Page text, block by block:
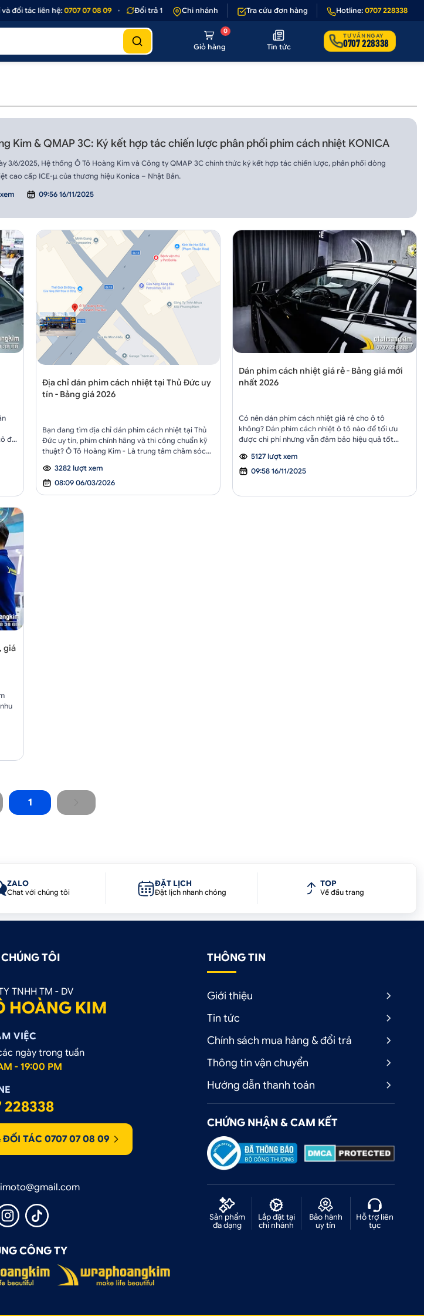
đối tác liên hệ: 0707 07 08 09 • Đổi trả 1 - 1 nếu sản phẩm lỗi hoặc không đúng hình ảnh • Giảm 50.000₫ phí vận
Chi nhánh Tra cứu đơn hàng Hotline: 0707 228338
Giỏ hàng
0
Tin tức
TƯ VẤN NGAY
0707 228338
Kim & QMAP 3C: Ký kết hợp tác chiến lược phân phối phim cách nhiệt KONICA
3/6/2025, Hệ thống Ô Tô Hoàng Kim và Công ty QMAP 3C chính thức ký kết hợp tác chiến lược, phân phối dòng
cao cấp ICE-µ của thương hiệu Konica – Nhật Bản.
09:56 16/11/2025
đã
Địa chỉ dán phim cách nhiệt tại Thủ Đức uy
tín - Bảng giá 2026
Bạn đang tìm địa chỉ dán phim cách nhiệt tại Thủ
Đức uy tín, phim chính hãng và thi công chuẩn kỹ
thuật? Ô Tô Hoàng Kim - Là trung tâm chăm sóc
dòng phim cách nhiệt chất lượng cao, chống nóng
hiệu quả.
3282 lượt xem
08:09 06/03/2026
Dán phim cách nhiệt giá rẻ - Bảng giá mới
nhất 2026
Có nên dán phim cách nhiệt giá rẻ cho ô tô
không? Dán phim cách nhiệt ô tô nào để tối ưu
được chi phí nhưng vẫn đảm bảo hiệu quả tốt
5127 lượt xem
09:58 16/11/2025
giá
1
ZALO
Chat với chúng tôi
ĐẶT LỊCH
Đặt lịch nhanh chóng
TOP
Về đầu trang
TÔI
TNHH TM - DV
HOÀNG KIM
VIỆC
ngày trong tuần
- 19:00 PM
228338
ĐỐI TÁC 0707 07 08 09
CÔNG TY
THÔNG TIN
Giới thiệu
Tin tức
Chính sách mua hàng & đổi trả
Thông tin vận chuyển
Hướng dẫn thanh toán
CHỨNG NHẬN & CAM KẾT
Sản phẩm
đa dạng
Lắp đặt tại
chi nhánh
Bảo hành
uy tín
Hỗ trợ liên
tục